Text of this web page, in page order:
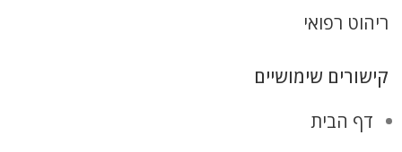
ריהוט רפואי
קישורים שימושיים
דף הבית